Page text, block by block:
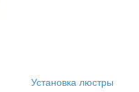
Установка люстры